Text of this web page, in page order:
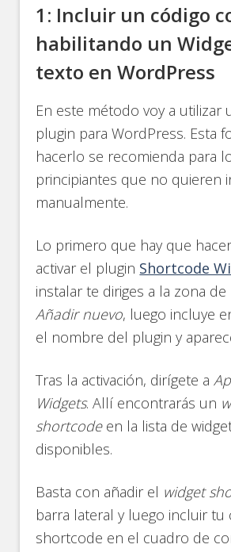
1: Incluir un código
habilitando un
texto en WordPress
En este método voy a utilizar
plugin para WordPress. Esta
hacerlo se recomienda para
principiantes que no quieren
manualmente.
Lo primero que hay que
activar el plugin Shortcode
instalar te diriges a la zona de
Añadir nuevo, luego incluye
el nombre del plugin y
Tras la activación, dirígete a
Widgets. Allí encontrarás un
shortcodeen la lista de
disponibles.
Basta con añadir el widget
barra lateral y luego incluir tu
shortcode en el cuadro de